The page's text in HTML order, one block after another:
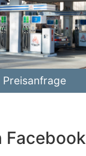
Preisanfrage
Facebook